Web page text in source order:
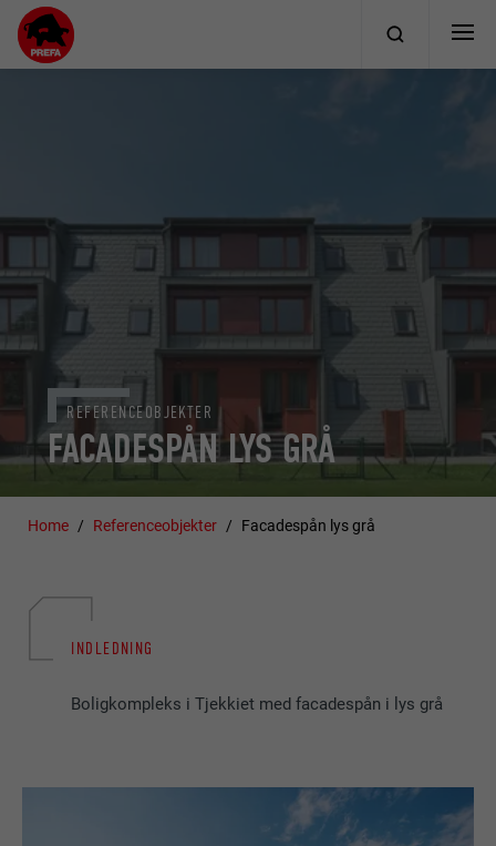
FACADESPÅN LYS GRÅ
REFERENCEOBJEKTER
Home Referenceobjekter Facadespån lys grå
INDLEDNING
Boligkompleks i Tjekkiet med facadespån i lys grå